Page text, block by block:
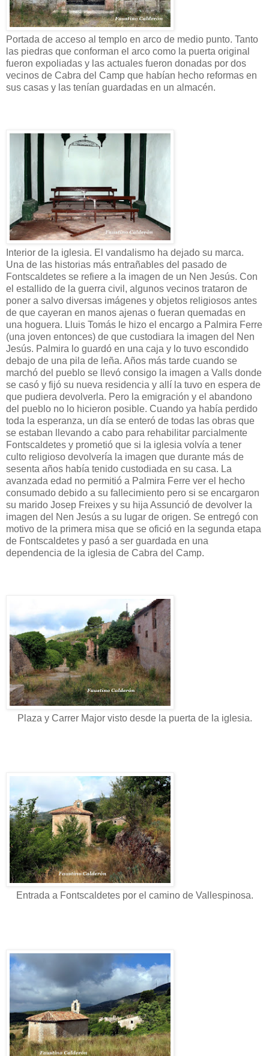
Portada de acceso al templo en arco de medio punto. Tanto
las piedras que conforman el arco como la puerta original
fueron expoliadas y las actuales fueron donadas por dos
vecinos de Cabra del Camp que habían hecho reformas en
sus casas y las tenían guardadas en un almacén.
Interior de la iglesia. El vandalismo ha dejado su marca.
Una de las historias más entrañables del pasado de
Fontscaldetes se refiere a la imagen de un Nen Jesús. Con
el estallido de la guerra civil, algunos vecinos trataron de
poner a salvo diversas imágenes y objetos religiosos antes
de que cayeran en manos ajenas o fueran quemadas en
una hoguera. Lluis Tomás le hizo el encargo a Palmira Ferre
(una joven entonces) de que custodiara la imagen del Nen
Jesús. Palmira lo guardó en una caja y lo tuvo escondido
debajo de una pila de leña. Años más tarde cuando se
marchó del pueblo se llevó consigo la imagen a Valls donde
se casó y fijó su nueva residencia y allí la tuvo en espera de
que pudiera devolverla. Pero la emigración y el abandono
del pueblo no lo hicieron posible. Cuando ya había perdido
toda la esperanza, un día se enteró de todas las obras que
se estaban llevando a cabo para rehabilitar parcialmente
Fontscaldetes y prometió que si la iglesia volvía a tener
culto religioso devolvería la imagen que durante más de
sesenta años había tenido custodiada en su casa. La
avanzada edad no permitió a Palmira Ferre ver el hecho
consumado debido a su fallecimiento pero si se encargaron
su marido Josep Freixes y su hija Assunció de devolver la
imagen del Nen Jesús a su lugar de origen. Se entregó con
motivo de la primera misa que se ofició en la segunda etapa
de Fontscaldetes y pasó a ser guardada en una
dependencia de la iglesia de Cabra del Camp.
Plaza y Carrer Major visto desde la puerta de la iglesia.
Entrada a Fontscaldetes por el camino de Vallespinosa.